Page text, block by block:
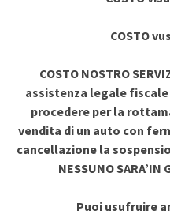
COSTO
COSTO NOSTRO
assistenza legale
procedere per la
vendita di un auto con
cancellazione la
NESSUNO SARA’IN
Puoi usufruire